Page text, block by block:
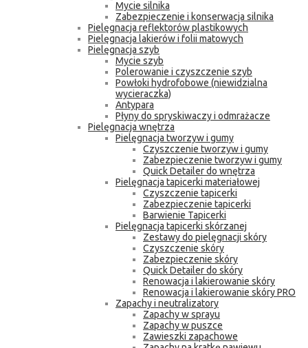
Mycie silnika
Zabezpieczenie i konserwacja silnika
Pielęgnacja reflektorów plastikowych
Pielęgnacja lakierów i folii matowych
Pielęgnacja szyb
Mycie szyb
Polerowanie i czyszczenie szyb
Powłoki hydrofobowe (niewidzialna
wycieraczka)
Antypara
Płyny do spryskiwaczy i odmrażacze
Pielęgnacja wnętrza
Pielęgnacja tworzyw i gumy
Czyszczenie tworzyw i gumy
Zabezpieczenie tworzyw i gumy
Quick Detailer do wnętrza
Pielęgnacja tapicerki materiałowej
Czyszczenie tapicerki
Zabezpieczenie tapicerki
Barwienie Tapicerki
Pielęgnacja tapicerki skórzanej
Zestawy do pielęgnacji skóry
Czyszczenie skóry
Zabezpieczenie skóry
Quick Detailer do skóry
Renowacja i lakierowanie skóry
Renowacja i lakierowanie skóry PRO
Zapachy i neutralizatory
Zapachy w sprayu
Zapachy w puszce
Zawieszki zapachowe